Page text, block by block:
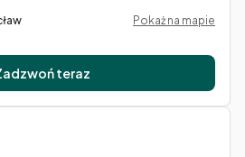
Pokaż na mapie
teraz